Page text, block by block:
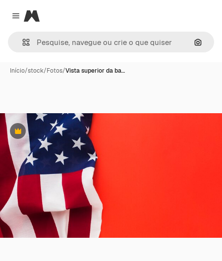
Close menu
Magnific
Início/stock/Fotos/Vista superior da ba…
Premium